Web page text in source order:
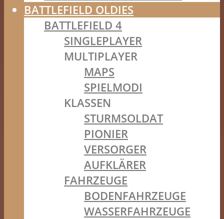
BATTLEFIELD OLDIES
BATTLEFIELD 4
SINGLEPLAYER
MULTIPLAYER
MAPS
SPIELMODI
KLASSEN
STURMSOLDAT
PIONIER
VERSORGER
AUFKLÄRER
FAHRZEUGE
BODENFAHRZEUGE
WASSERFAHRZEUGE